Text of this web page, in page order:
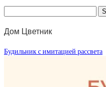
Дом Цветник
Будильник с имитацией рассвета